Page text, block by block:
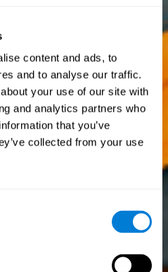
content and ads, to
and to analyse our traffic.
your use of our site with
and analytics partners who
that you’ve
collected from your use